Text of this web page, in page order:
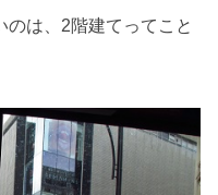
のは、2階建てってこと